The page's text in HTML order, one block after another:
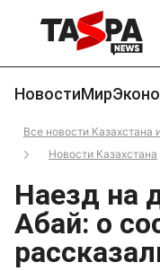
НовостиМир
Все новости Казахстана
Новости Казахстана
Наезд на
Абай: о